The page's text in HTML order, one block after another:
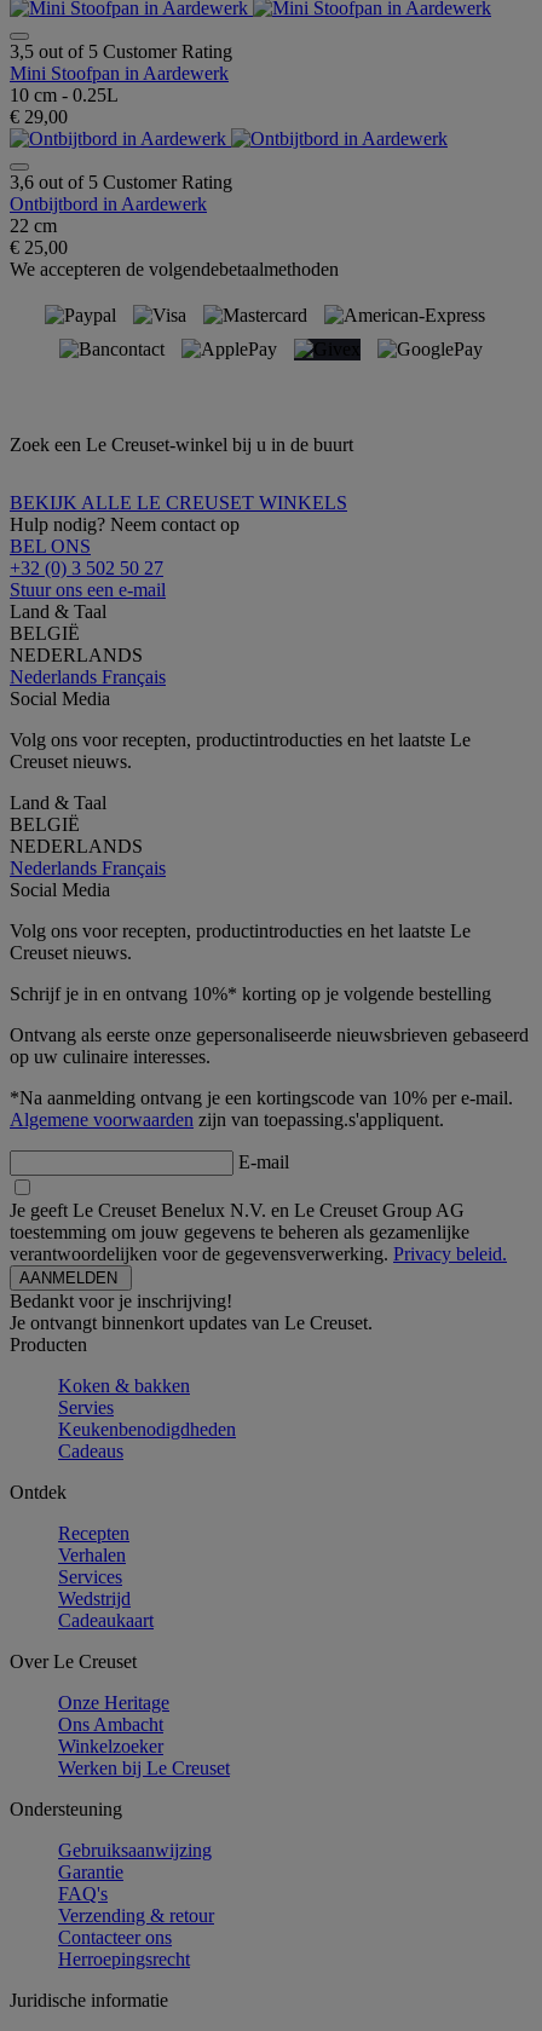
3,5 out of 5 Customer Rating
Mini Stoofpan in Aardewerk
10 cm - 0.25L
€ 29,00
3,6 out of 5 Customer Rating
Ontbijtbord in Aardewerk
22 cm
€ 25,00
We accepteren de volgendebetaalmethoden
Zoek een Le Creuset-winkel bij u in de buurt
BEKIJK ALLE LE CREUSET WINKELS
Hulp nodig? Neem contact op
BEL ONS
+32 (0) 3 502 50 27
Stuur ons een e-mail
Land & Taal
BELGIË
NEDERLANDS
Nederlands Français
Social Media
Volg ons voor recepten, productintroducties en het laatste Le
Creuset nieuws.
Land & Taal
BELGIË
NEDERLANDS
Nederlands Français
Social Media
Volg ons voor recepten, productintroducties en het laatste Le
Creuset nieuws.
Schrijf je in en ontvang 10%* korting op je volgende bestelling
Ontvang als eerste onze gepersonaliseerde nieuwsbrieven gebaseerd
op uw culinaire interesses.
*Na aanmelding ontvang je een kortingscode van 10% per e-mail.
Algemene voorwaarden zijn van toepassing.s'appliquent.
E-mail
Je geeft Le Creuset Benelux N.V. en Le Creuset Group AG
toestemming om jouw gegevens te beheren als gezamenlijke
verantwoordelijken voor de gegevensverwerking. Privacy beleid.
Bedankt voor je inschrijving!
Je ontvangt binnenkort updates van Le Creuset.
Producten
Koken & bakken
Servies
Keukenbenodigdheden
Cadeaus
Ontdek
Recepten
Verhalen
Services
Wedstrijd
Cadeaukaart
Over Le Creuset
Onze Heritage
Ons Ambacht
Winkelzoeker
Werken bij Le Creuset
Ondersteuning
Gebruiksaanwijzing
Garantie
FAQ's
Verzending & retour
Contacteer ons
Herroepingsrecht
Juridische informatie